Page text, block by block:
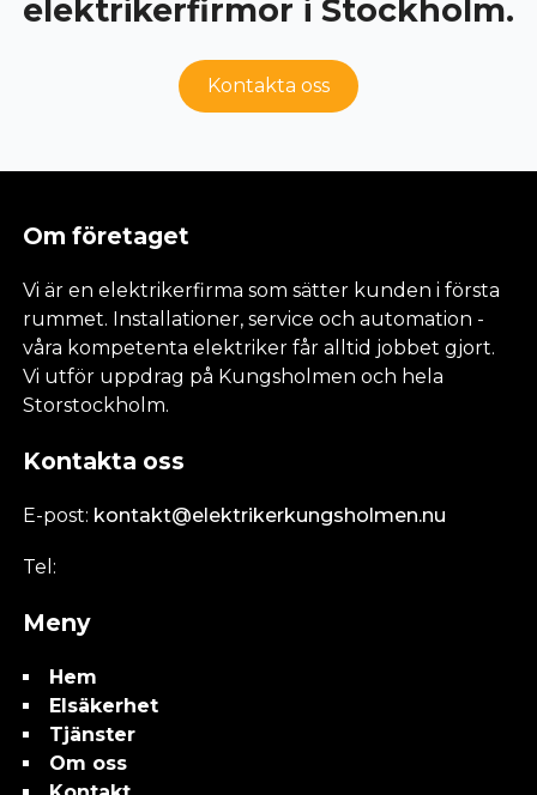
elektrikerfirmor i Stockholm.
Kontakta oss
Om företaget
Vi är en elektrikerfirma som sätter kunden i första
rummet. Installationer, service och automation -
våra kompetenta elektriker får alltid jobbet gjort.
Vi utför uppdrag på Kungsholmen och hela
Storstockholm.
Kontakta oss
E-post: kontakt@elektrikerkungsholmen.nu
Tel:
Meny
Hem
Elsäkerhet
Tjänster
Om oss